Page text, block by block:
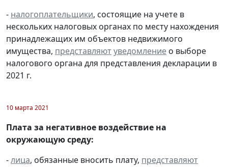
- налогоплательщики, состоящие на учете в
нескольких налоговых органах по месту нахождения
принадлежащих им объектов недвижимого
имущества, представляютуведомление о выборе
налогового органа для представления декларации в
2021 г.
10 марта 2021
Плата за негативное воздействие на
окружающую среду:
-лица, обязанные вносить плату, представляют